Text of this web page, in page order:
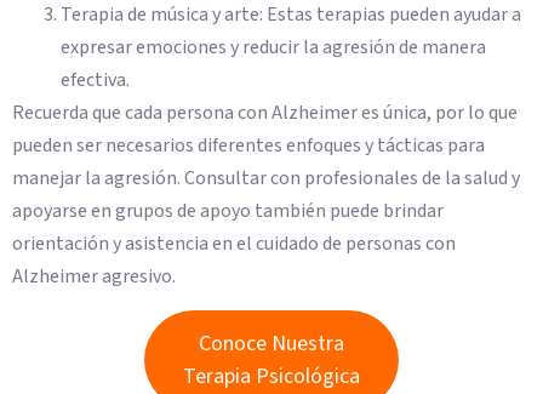
Terapia de música y arte: Estas terapias pueden ayudar a
expresar emociones y reducir la agresión de manera
efectiva.
Recuerda que cada persona con Alzheimer es única, por lo que
pueden ser necesarios diferentes enfoques y tácticas para
manejar la agresión. Consultar con profesionales de la salud y
apoyarse en grupos de apoyo también puede brindar
orientación y asistencia en el cuidado de personas con
Alzheimer agresivo.
Conoce Nuestra
Terapia Psicológica